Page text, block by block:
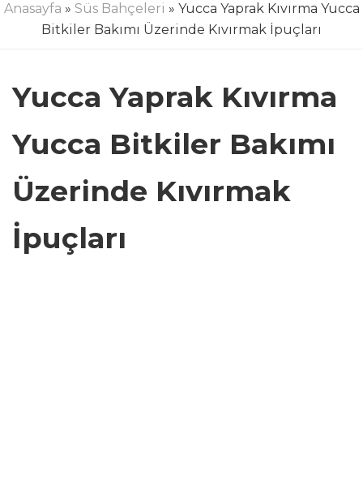
Anasayfa » Süs Bahçeleri » Yucca Yaprak Kıvırma Yucca
Bitkiler Bakımı Üzerinde Kıvırmak İpuçları
Yucca Yaprak Kıvırma
Yucca Bitkiler Bakımı
Üzerinde Kıvırmak
İpuçları